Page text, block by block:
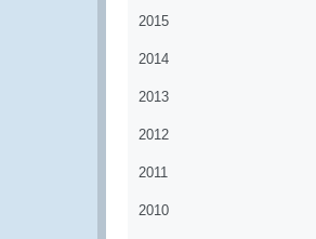
2015
2014
2013
2012
2011
2010